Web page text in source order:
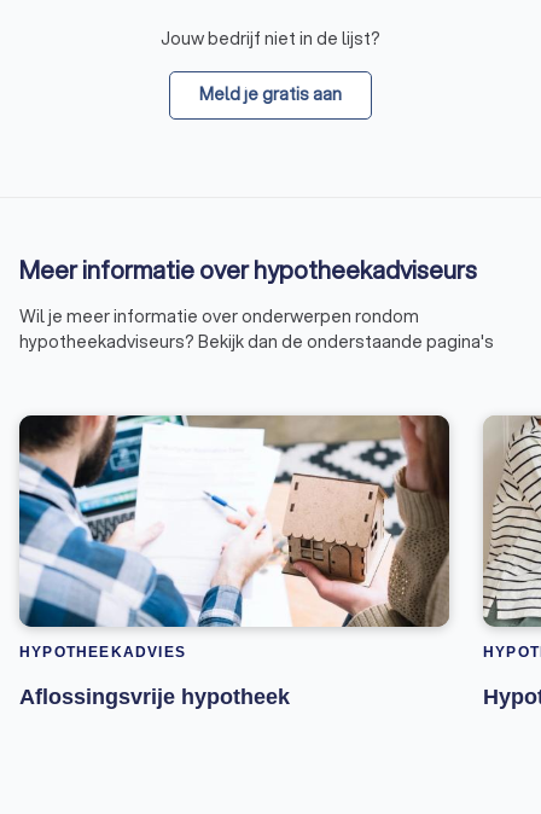
Jouw bedrijf niet in de lijst?
Meld je gratis aan
Meer informatie over hypotheekadviseurs
Wil je meer informatie over onderwerpen rondom
hypotheekadviseurs? Bekijk dan de onderstaande pagina's
HYPOTHEEKADVIES
Aflossingsvrije hypotheek